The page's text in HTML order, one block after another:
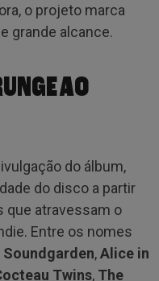
o projeto marca
grande alcance.
AO
do álbum,
do disco a partir
que atravessam o
Entre os nomes
Soundgarden,Alice in
Twins, The